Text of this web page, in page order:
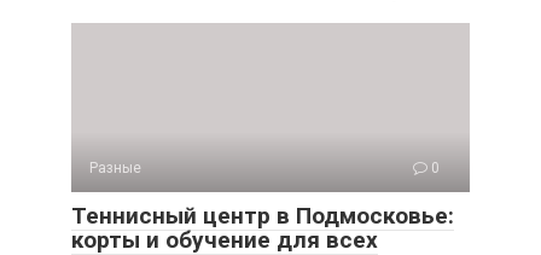
Разные 0
Теннисный центр в Подмосковье:
корты и обучение для всех